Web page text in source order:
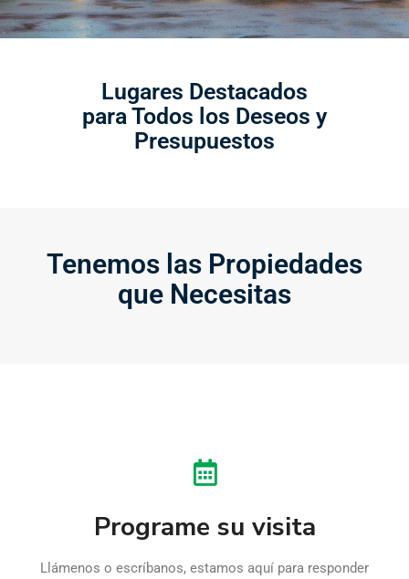
Lugares Destacados
para Todos los Deseos y
Presupuestos
Tenemos las Propiedades
que Necesitas
Programe su visita
Llámenos o escríbanos, estamos aquí para responder